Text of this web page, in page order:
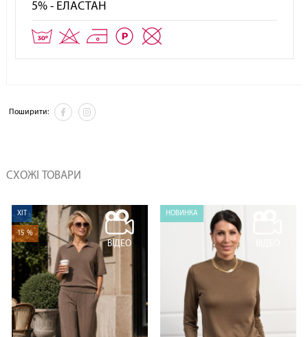
5% - ЕЛАСТАН
Поширити:
СХОЖІ ТОВАРИ
ХІТ
15 %
ВІДЕО
НОВИНКА